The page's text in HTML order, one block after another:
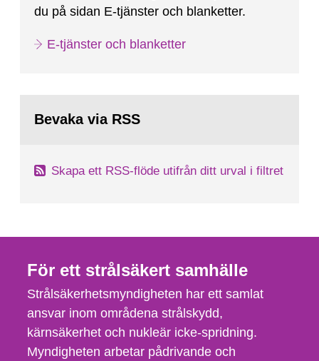
du på sidan E-tjänster och blanketter.
E-tjänster och blanketter
Bevaka via RSS
Skapa ett RSS-flöde utifrån ditt urval i filtret
För ett strålsäkert samhälle
Strålsäkerhetsmyndigheten har ett samlat
ansvar inom områdena strålskydd,
kärnsäkerhet och nukleär icke-spridning.
Myndigheten arbetar pådrivande och